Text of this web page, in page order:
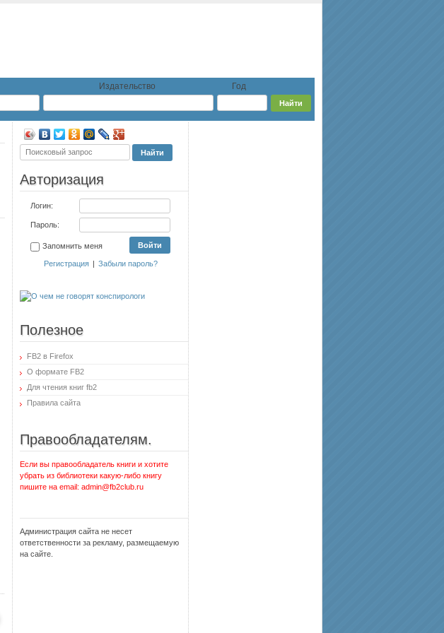
Издательство Год
Авторизация
Логин:
Пароль:
Запомнить меня
Регистрация | Забыли пароль?
Полезное
FB2 в Firefox
О формате FB2
Для чтения книг fb2
Правила сайта
Правообладателям.
Если вы правообладатель книги и хотите
убрать из библиотеки какую-либо книгу
пишите на email: admin@fb2club.ru
Администрация сайта не несет
ответственности за рекламу, размещаемую
на сайте.